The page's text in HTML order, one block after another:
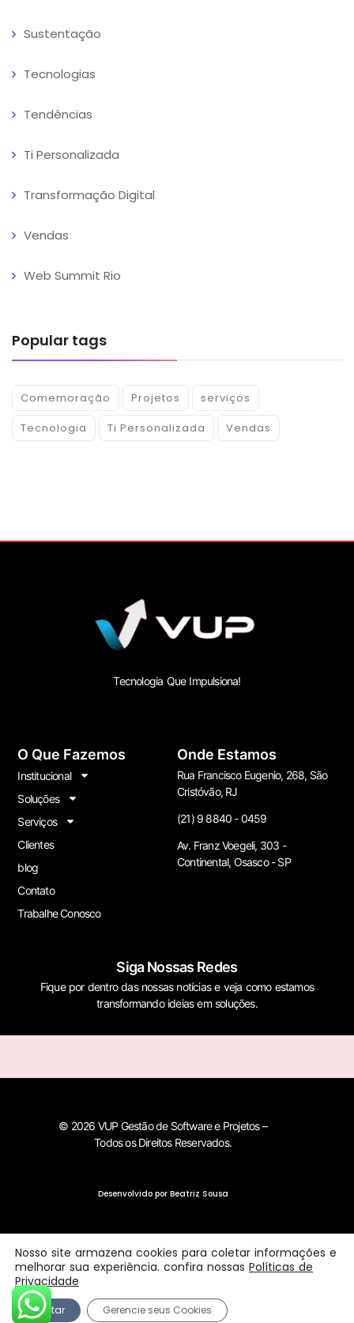
Sustentação
Tecnologias
Tendências
Ti Personalizada
Transformação Digital
Vendas
Web Summit Rio
Popular tags
Comemoração Projetos
serviços
Tecnologia
Ti Personalizada Vendas
Tecnologia Que Impulsiona!
O Que Fazemos
Institucional
Soluções
Serviços
Clientes
blog
Contato
Trabalhe Conosco
Onde Estamos
Rua Francisco Eugenio, 268, São
Cristóvão, RJ
(21) 9 8840 - 0459
Av. Franz Voegeli, 303 -
Continental, Osasco - SP
Siga Nossas Redes
Fique por dentro das nossas notícias e veja como estamos
transformando ideias em soluções.
© 2026 VUP Gestão de Software e Projetos –
Todos os Direitos Reservados.
Desenvolvido por Beatriz Sousa
Nosso site armazena cookies para coletar informações e
melhorar sua experiência. confira nossas Políticas de
Privacidade
Aceitar Gerencie seus Cookies